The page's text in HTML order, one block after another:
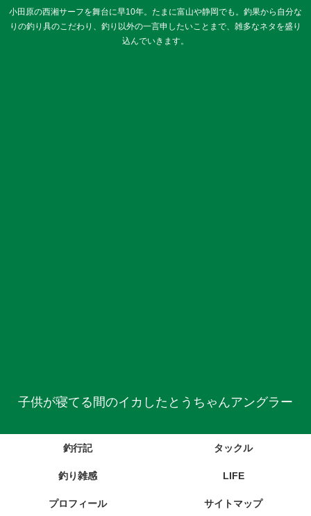
小田原の西湘サーフを舞台に早10年。たまに富山や静岡でも。釣果から自分な
りの釣り具のこだわり、釣り以外の一言申したいことまで、雑多なネタを盛り
込んでいきます。
子供が寝てる間のイカしたとうちゃんアングラー
釣行記 タックル
釣り雑感 LIFE
プロフィール サイトマップ